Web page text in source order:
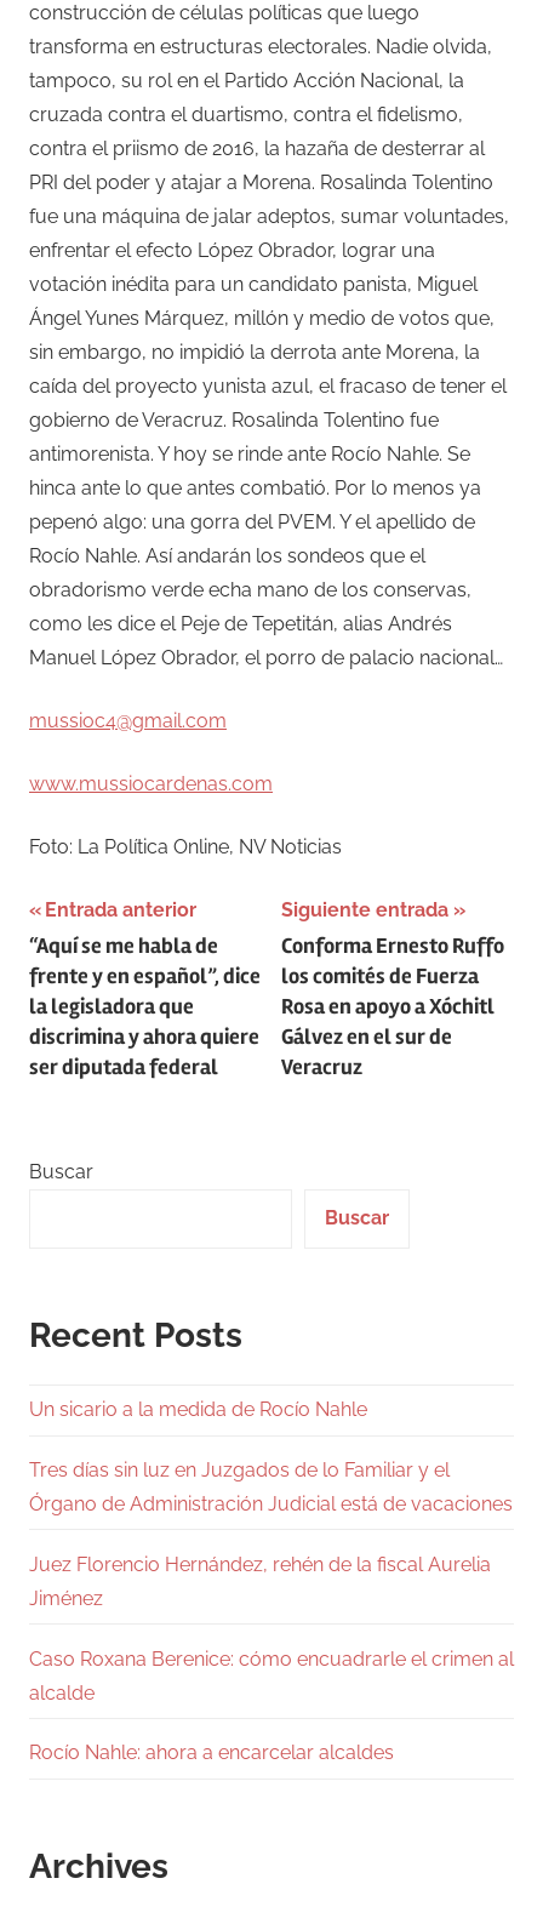
construcción de células políticas que luego
transforma en estructuras electorales. Nadie olvida,
tampoco, su rol en el Partido Acción Nacional, la
cruzada contra el duartismo, contra el fidelismo,
contra el priismo de 2016, la hazaña de desterrar al
PRI del poder y atajar a Morena. Rosalinda Tolentino
fue una máquina de jalar adeptos, sumar voluntades,
enfrentar el efecto López Obrador, lograr una
votación inédita para un candidato panista, Miguel
Ángel Yunes Márquez, millón y medio de votos que,
sin embargo, no impidió la derrota ante Morena, la
caída del proyecto yunista azul, el fracaso de tener el
gobierno de Veracruz. Rosalinda Tolentino fue
antimorenista. Y hoy se rinde ante Rocío Nahle. Se
hinca ante lo que antes combatió. Por lo menos ya
pepenó algo: una gorra del PVEM. Y el apellido de
Rocío Nahle. Así andarán los sondeos que el
obradorismo verde echa mano de los conservas,
como les dice el Peje de Tepetitán, alias Andrés
Manuel López Obrador, el porro de palacio nacional…
mussioc4@gmail.com
www.mussiocardenas.com
Foto: La Política Online, NV Noticias
Navegación
de
entradas
Entrada anterior
“Aquí se me habla de
frente y en español”, dice
la legisladora que
discrimina y ahora quiere
ser diputada federal
Siguiente entrada
Conforma Ernesto Ruffo
los comités de Fuerza
Rosa en apoyo a Xóchitl
Gálvez en el sur de
Veracruz
Buscar
Buscar
Recent Posts
Un sicario a la medida de Rocío Nahle
Tres días sin luz en Juzgados de lo Familiar y el
Órgano de Administración Judicial está de vacaciones
Juez Florencio Hernández, rehén de la fiscal Aurelia
Jiménez
Caso Roxana Berenice: cómo encuadrarle el crimen al
alcalde
Rocío Nahle: ahora a encarcelar alcaldes
Archives